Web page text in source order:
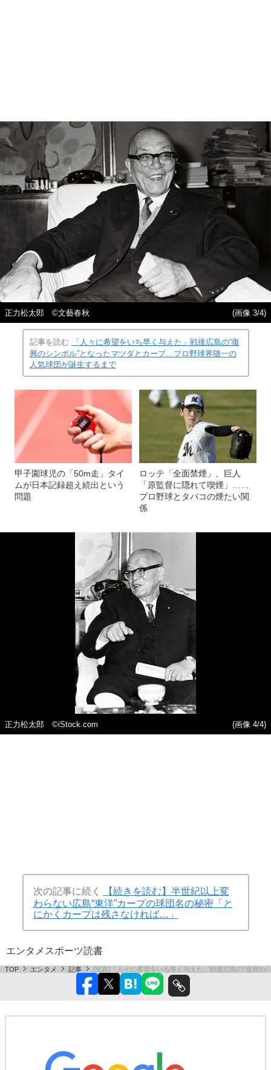
正力松太郎 ©文藝春秋 (画像 3/4)
記事を読む
「人々に希望をいち早く与えた」戦後広島の“復
興のシンボル”となったマツダとカープ…プロ野球界随一の
人気球団が誕生するまで
甲子園球児の「50m走」タイ
ムが日本記録超え続出という
問題
ロッテ「全面禁煙」、巨人
「原監督に隠れて喫煙」……
プロ野球とタバコの煙たい関
係
正力松太郎 ©iStock.com (画像 4/4)
次の記事に続く
【続きを読む】半世紀以上変
わらない広島“東洋”カープの球団名の秘密「と
にかくカープは残さなければ…」
エンタメ スポーツ読書
TOP エンタメ 記事 [写真]「人々に希望をいち早く与えた」戦後広島の“復興